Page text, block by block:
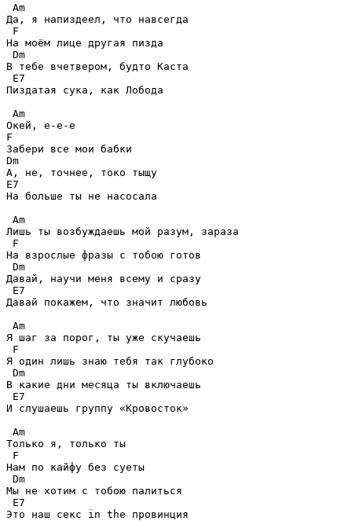
Am
Да, я напиздеел, что навсегда
F
На моём лице другая пизда
Dm
В тебе вчетвером, будто Каста
E7
Пиздатая сука, как Лобода
Am
Окей, е-е-е
F
Забери все мои бабки
Dm
А, не, точнее, токо тыщу
E7
На больше ты не насосала
Am
Лишь ты возбуждаешь мой разум, зараза
F
На взрослые фразы с тобою готов
Dm
Давай, научи меня всему и сразу
E7
Давай покажем, что значит любовь
Am
Я шаг за порог, ты уже скучаешь
F
Я один лишь знаю тебя так глубоко
Dm
В какие дни месяца ты включаешь
E7
И слушаешь группу «Кровосток»
Am
Только я, только ты
F
Нам по кайфу без суеты
Dm
Мы не хотим с тобою палиться
E7
Это наш секс in the провинция